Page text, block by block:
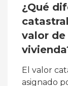
¿Qué
valor de
El valor
asignado